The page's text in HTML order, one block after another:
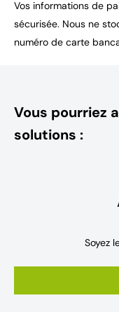
Vos informations de
sécurisée. Nous ne
numéro de carte
Vous pourriez
solutions :
Soyez